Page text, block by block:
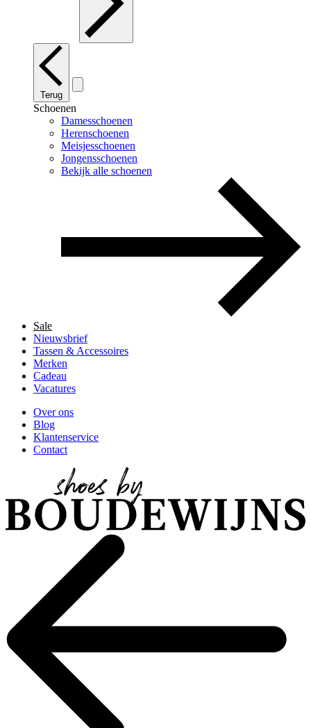
Terug
Schoenen
Damesschoenen
Herenschoenen
Meisjesschoenen
Jongensschoenen
Bekijk alle schoenen
Sale
Nieuwsbrief
Tassen & Accessoires
Merken
Cadeau
Vacatures
Over ons
Blog
Klantenservice
Contact